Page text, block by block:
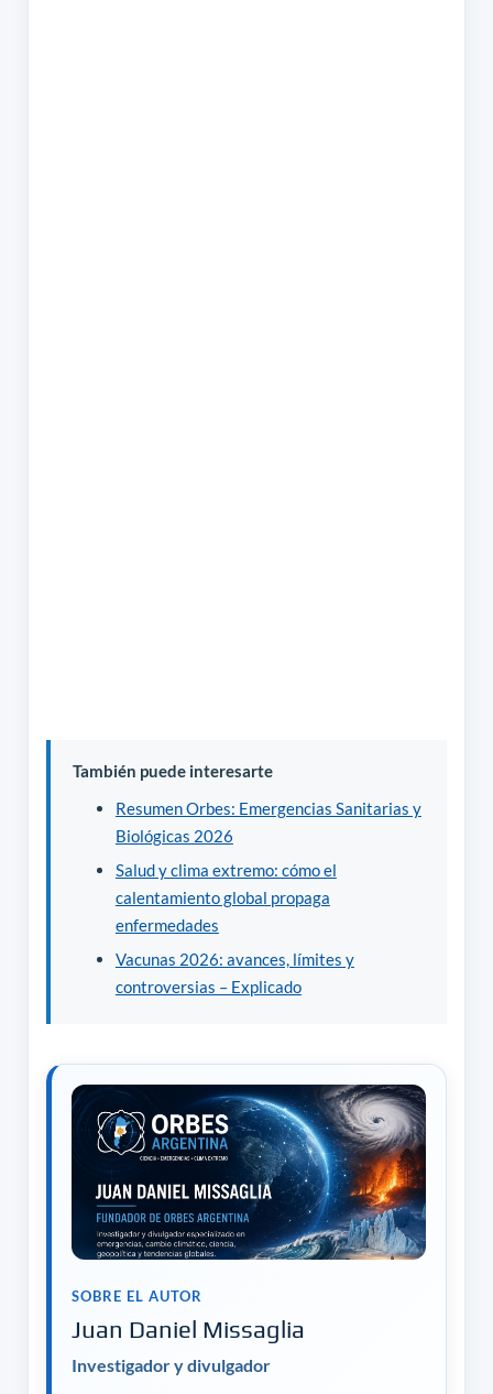
También puede interesarte
Resumen Orbes: Emergencias Sanitarias y
Biológicas 2026
Salud y clima extremo: cómo el
calentamiento global propaga
enfermedades
Vacunas 2026: avances, límites y
controversias – Explicado
SOBRE EL AUTOR
Juan Daniel Missaglia
Investigador y divulgador